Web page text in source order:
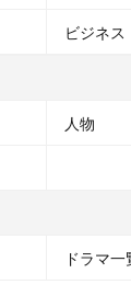
ビジネス
人物
ドラマ一